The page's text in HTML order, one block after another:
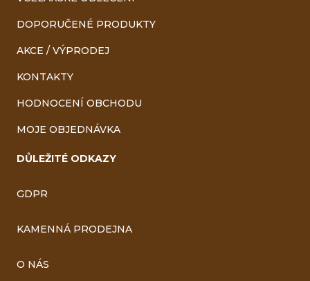
DOPORUČENÉ PRODUKTY
AKCE / VÝPRODEJ
KONTAKTY
HODNOCENÍ OBCHODU
MOJE OBJEDNÁVKA
DŮLEŽITÉ ODKAZY
GDPR
KAMENNÁ PRODEJNA
O NÁS